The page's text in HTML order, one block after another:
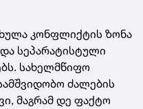
კონფლიქტის ზონა
სეპარატისტული
სახელმწიფო
ძალების
მაგრამ დე ფაქტო